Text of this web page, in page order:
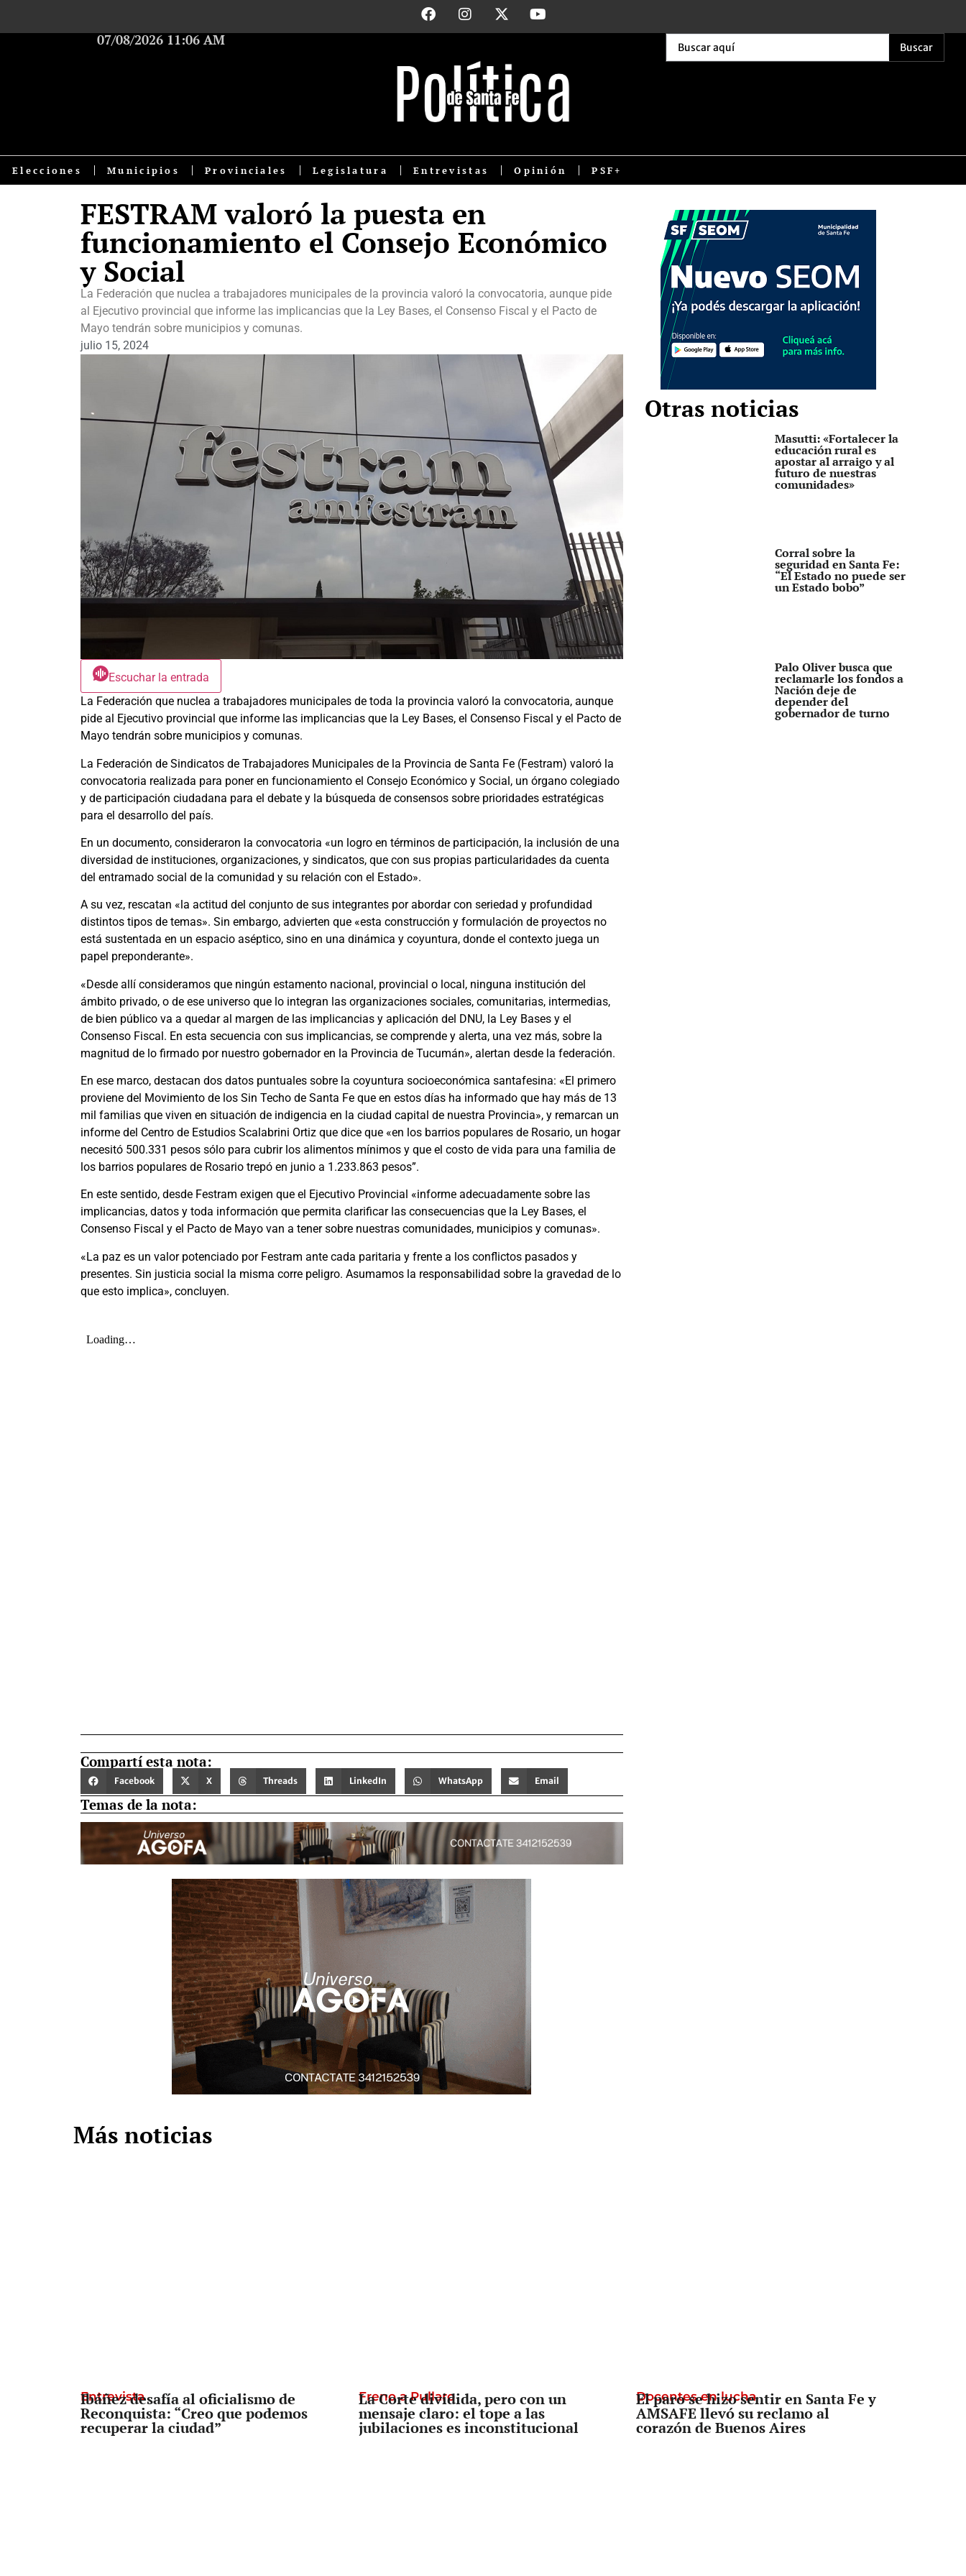
07/08/2026 11:06 AM Buscar
Elecciones Municipios Provinciales Legislatura Entrevistas Opinión PSF+
FESTRAM valoró la puesta en
funcionamiento el Consejo Económico
y Social
La Federación que nuclea a trabajadores municipales de la provincia valoró la convocatoria, aunque pide
al Ejecutivo provincial que informe las implicancias que la Ley Bases, el Consenso Fiscal y el Pacto de
Mayo tendrán sobre municipios y comunas.
julio 15, 2024
Escuchar la entrada
La Federación que nuclea a trabajadores municipales de toda la provincia valoró la convocatoria, aunque
pide al Ejecutivo provincial que informe las implicancias que la Ley Bases, el Consenso Fiscal y el Pacto de
Mayo tendrán sobre municipios y comunas.
La Federación de Sindicatos de Trabajadores Municipales de la Provincia de Santa Fe (Festram) valoró la
convocatoria realizada para poner en funcionamiento el Consejo Económico y Social, un órgano colegiado
y de participación ciudadana para el debate y la búsqueda de consensos sobre prioridades estratégicas
para el desarrollo del país.
En un documento, consideraron la convocatoria «un logro en términos de participación, la inclusión de una
diversidad de instituciones, organizaciones, y sindicatos, que con sus propias particularidades da cuenta
del entramado social de la comunidad y su relación con el Estado».
A su vez, rescatan «la actitud del conjunto de sus integrantes por abordar con seriedad y profundidad
distintos tipos de temas». Sin embargo, advierten que «esta construcción y formulación de proyectos no
está sustentada en un espacio aséptico, sino en una dinámica y coyuntura, donde el contexto juega un
papel preponderante».
«Desde allí consideramos que ningún estamento nacional, provincial o local, ninguna institución del
ámbito privado, o de ese universo que lo integran las organizaciones sociales, comunitarias, intermedias,
de bien público va a quedar al margen de las implicancias y aplicación del DNU, la Ley Bases y el
Consenso Fiscal. En esta secuencia con sus implicancias, se comprende y alerta, una vez más, sobre la
magnitud de lo firmado por nuestro gobernador en la Provincia de Tucumán», alertan desde la federación.
En ese marco, destacan dos datos puntuales sobre la coyuntura socioeconómica santafesina: «El primero
proviene del Movimiento de los Sin Techo de Santa Fe que en estos días ha informado que hay más de 13
mil familias que viven en situación de indigencia en la ciudad capital de nuestra Provincia», y remarcan un
informe del Centro de Estudios Scalabrini Ortiz que dice que «en los barrios populares de Rosario, un hogar
necesitó 500.331 pesos sólo para cubrir los alimentos mínimos y que el costo de vida para una familia de
los barrios populares de Rosario trepó en junio a 1.233.863 pesos”.
En este sentido, desde Festram exigen que el Ejecutivo Provincial «informe adecuadamente sobre las
implicancias, datos y toda información que permita clarificar las consecuencias que la Ley Bases, el
Consenso Fiscal y el Pacto de Mayo van a tener sobre nuestras comunidades, municipios y comunas».
«La paz es un valor potenciado por Festram ante cada paritaria y frente a los conflictos pasados y
presentes. Sin justicia social la misma corre peligro. Asumamos la responsabilidad sobre la gravedad de lo
que esto implica», concluyen.
Compartí esta nota:
Facebook X Threads LinkedIn WhatsApp Email
Temas de la nota:
Otras noticias
Masutti: «Fortalecer la
educación rural es
apostar al arraigo y al
futuro de nuestras
comunidades»
Corral sobre la
seguridad en Santa Fe:
“El Estado no puede ser
un Estado bobo”
Palo Oliver busca que
reclamarle los fondos a
Nación deje de
depender del
gobernador de turno
Más noticias
Entrevista
Ibáñez desafía al oficialismo de
Reconquista: “Creo que podemos
recuperar la ciudad”
Freno a Pullaro
La Corte dividida, pero con un
mensaje claro: el tope a las
jubilaciones es inconstitucional
Docentes en lucha
El paro se hizo sentir en Santa Fe y
AMSAFE llevó su reclamo al
corazón de Buenos Aires